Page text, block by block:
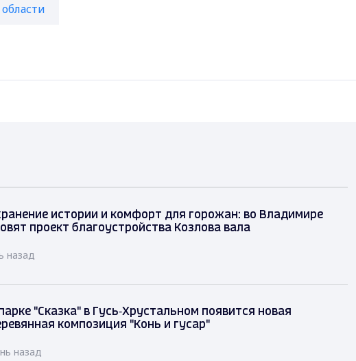
истории и комфорт для горожан: во Владимире
проект благоустройства Козлова вала
назад
"Сказка" в Гусь‑Хрустальном появится новая
композиция "Конь и гусар"
назад